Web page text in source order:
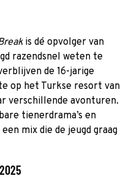
is dé opvolger van
razendsnel weten te
de 16-jarige
op het Turkse resort van
verschillende avonturen.
tienerdrama’s en
mix die de jeugd graag